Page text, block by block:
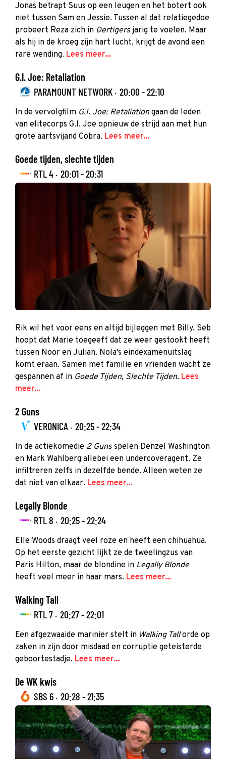
Jonas betrapt Suus op een leugen en het botert ook
niet tussen Sam en Jessie. Tussen al dat relatiegedoe
probeert Reza zich in Dertigers jarig te voelen. Maar
als hij in de kroeg zijn hart lucht, krijgt de avond een
rare wending. Lees meer...
G.I. Joe: Retaliation
PARAMOUNT NETWORK · 20:00 - 22:10
In de vervolgfilm G.I. Joe: Retaliationgaan de leden
van elitecorps G.I. Joe opnieuw de strijd aan met hun
grote aartsvijand Cobra. Lees meer...
Goede tijden, slechte tijden
RTL 4 · 20:01 - 20:31
Rik wil het voor eens en altijd bijleggen met Billy. Seb
hoopt dat Marie toegeeft dat ze weer gestookt heeft
tussen Noor en Julian. Nola's eindexamenuitslag
komt eraan. Samen met familie en vrienden wacht ze
gespannen af in Goede Tijden, Slechte Tijden. Lees
meer...
2 Guns
VERONICA · 20:25 - 22:34
In de actiekomedie 2 Guns spelen Denzel Washington
en Mark Wahlberg allebei een undercoveragent. Ze
infiltreren zelfs in dezelfde bende. Alleen weten ze
dat niet van elkaar. Lees meer...
Legally Blonde
RTL 8 · 20:25 - 22:24
Elle Woods draagt veel roze en heeft een chihuahua.
Op het eerste gezicht lijkt ze de tweelingzus van
Paris Hilton, maar de blondine in Legally Blonde
heeft veel meer in haar mars. Lees meer...
Walking Tall
RTL 7 · 20:27 - 22:01
Een afgezwaaide marinier stelt in Walking Tallorde op
zaken in zijn door misdaad en corruptie geteisterde
geboortestadje. Lees meer...
De WK kwis
SBS 6 · 20:28 - 21:35